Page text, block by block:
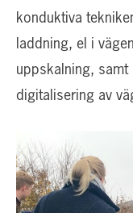
konduktiva
laddning, el i
uppskalning, samt
digitalisering av